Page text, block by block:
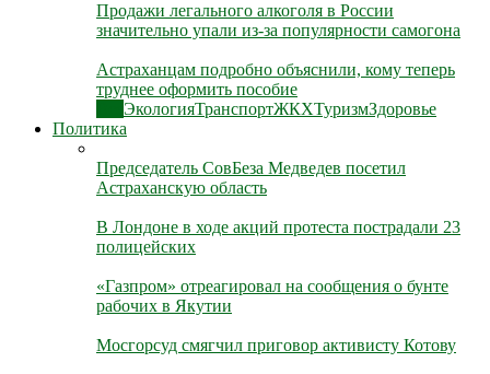
Продажи легального алкоголя в России
значительно упали из-за популярности самогона
Астраханцам подробно объяснили, кому теперь
труднее оформить пособие
ЭкологияТранспортЖКХТуризмЗдоровье
Политика
Председатель СовБеза Медведев посетил
Астраханскую область
В Лондоне в ходе акций протеста пострадали 23
полицейских
«Газпром» отреагировал на сообщения о бунте
рабочих в Якутии
Мосгорсуд смягчил приговор активисту Котову